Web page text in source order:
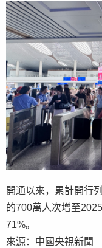
開通以來，累計開行
的700萬人次增至
71%。
來源：中國央視新聞